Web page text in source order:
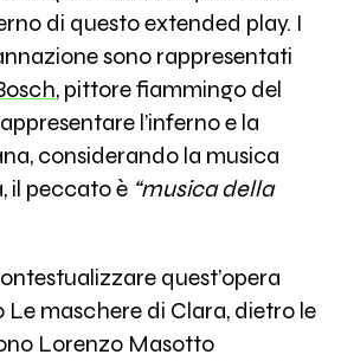
di questo extended play. I
sono rappresentati
, pittore fiammingo del
l’inferno e la
considerando la musica
il peccato è “musica della
quest’opera
Le maschere di Clara, dietro le
Lorenzo Masotto